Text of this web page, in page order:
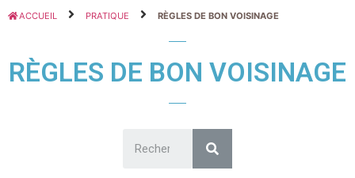
ACCUEIL PRATIQUE RÈGLES DE BON VOISINAGE
RÈGLES DE BON VOISINAGE